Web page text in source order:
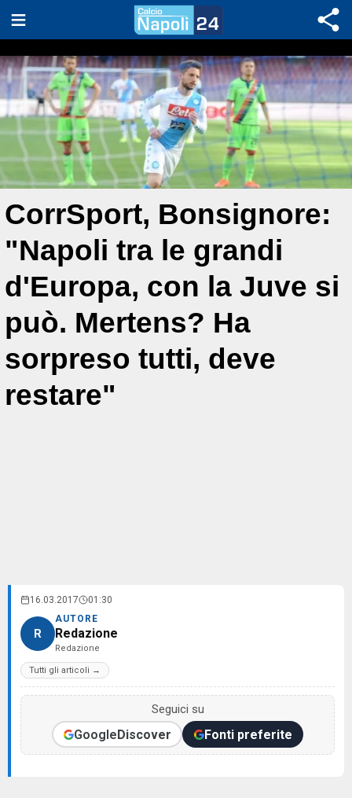
CorrSport, Bonsignore:
"Napoli tra le grandi
d'Europa, con la Juve si
può. Mertens? Ha
sorpreso tutti, deve
restare"
16.03.2017 01:30
R
AUTORE
Redazione
Redazione
Tutti gli articoli →
Seguici su
GoogleDiscover Fonti preferite